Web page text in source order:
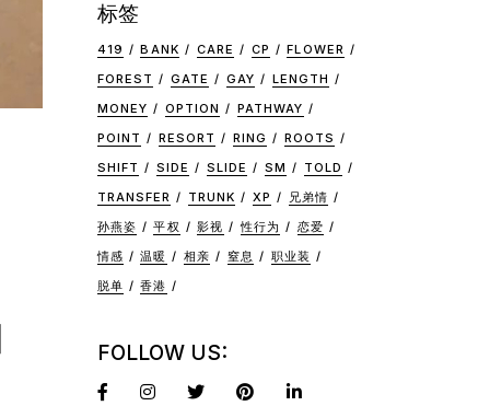
标签
419 BANK CARE CP
FLOWER
FOREST
GATE GAY
LENGTH
MONEY
OPTION
PATHWAY
POINT
RESORT RING
ROOTS
SHIFT
SIDE SLIDE SM
TOLD
TRANSFER
TRUNK XP
兄弟情
孙燕姿
平权 影视 性行为
恋爱
情感
温暖 相亲 窒息
职业装
脱单
香港
FOLLOW US: